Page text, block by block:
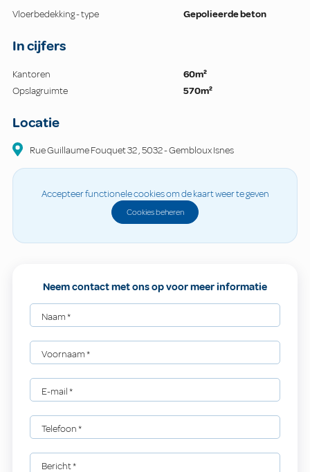
Vloerbedekking - type Gepolieerde beton
In cijfers
Kantoren
60m²
Opslagruimte
570m²
Locatie
Rue Guillaume Fouquet32,5032-Gembloux Isnes
Accepteer functionele cookies om de kaart weer te geven
Cookies beheren
Neem contact met ons op voor meer informatie
Naam*
Voornaam*
E-mail*
Telefoon*
Bericht*